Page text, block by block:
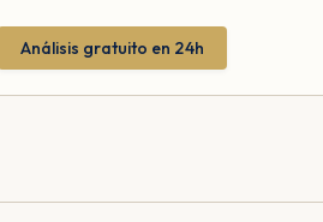
Análisis gratuito en 24h